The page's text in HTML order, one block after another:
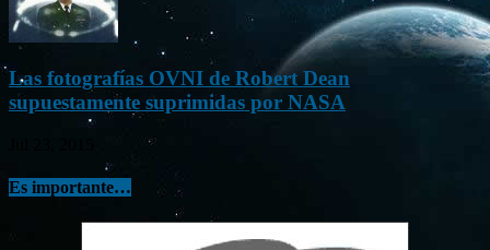
Las fotografías OVNI de Robert Dean
supuestamente suprimidas por NASA
Es importante…